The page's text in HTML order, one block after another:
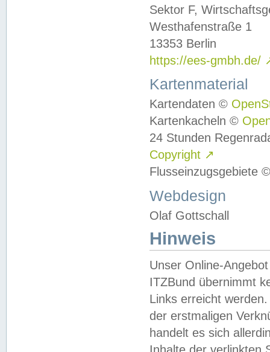
Sektor F,
Westhafenstraße 1
13353 Berlin
https://ees-gmbh.de/
Kartenmaterial
Kartendaten ©
Kartenkacheln ©
24 Stunden
Copyright ↗
Flusseinzugsgebiete
Webdesign
Olaf Gottschall
Hinweis
Unser Online-
ITZBund übernimmt
Links erreicht
der erstmaligen
handelt es sich